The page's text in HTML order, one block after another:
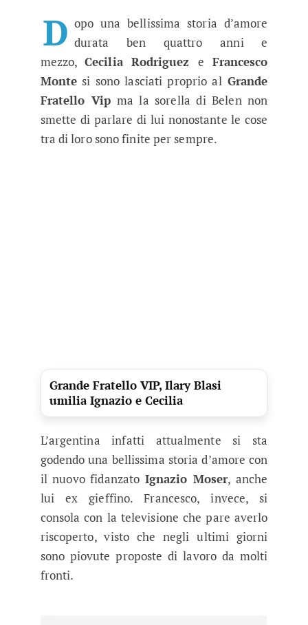
Grande Fratello Vip, Cecilia
D opo una bellissima storia d’amore
durata ben quattro anni e
mezzo,Cecilia Rodriguez e Francesco
Monte si sono lasciati proprio alGrande
Fratello Vip ma la sorella di Belen non
smette di parlare di lui nonostante le cose
tra di loro sono finite per sempre.
Grande Fratello VIP, Ilary Blasi
umilia Ignazio e Cecilia
L’argentina infatti attualmente si sta
godendo una bellissima storia d’amore con
il nuovo fidanzato Ignazio Moser, anche
lui ex gieffino. Francesco, invece, si
consola con la televisione che pare averlo
riscoperto, visto che negli ultimi giorni
sono piovute proposte di lavoro da molti
fronti.